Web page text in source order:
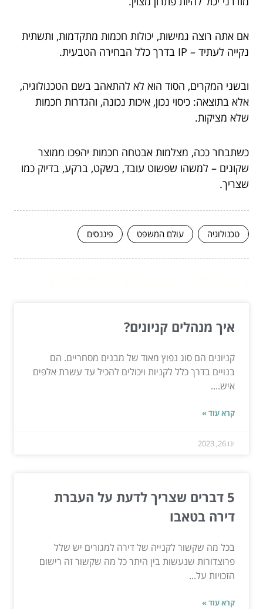
אם אתה רוצה גמישות, יכולות חכמות מתקדמות, ותשתית
נקייה לעתיד – IP בדרך כלל הבחירה הטבעית.
ובשני המקרים, הסוד הוא לא להתאהב בשם הטכנולוגיה,
אלא בתוצאה: כיסוי נכון, איכות נכונה, והגדרות חכמות
שלא מציקות.
כשתבחר ככה, מצלמות אבטחה חכמות יהפכו ממוצר
שקונים – למשהו שפשוט עובד, בשקט, ברקע, בדיוק כמו
שצריך.
טכנולוגיה עולם המשפט פיננסים
איך מנהלים קניונים?
קניונים הם סוג נפוץ מאוד של מבנים מסחריים. הם
בנויים בדרך כלל לקניות ויכולים להכיל עד עשרת אלפים
איש....
קרא עוד »
ינו 26, 2023
5 דברים שצריך לדעת על העברת
דירה בטאבו
בכל מה שקשור לקנייה של דירה למגורים יש שלל
פרוצדורות שנעשות בין היתר כל מה שקשור זה רישום
הזכויות על...
קרא עוד »